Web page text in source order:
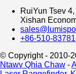
RuiYun Tsev
Xishan
+86-510-
© Copyright - 2010-
Ntawv Qhia Chaw -